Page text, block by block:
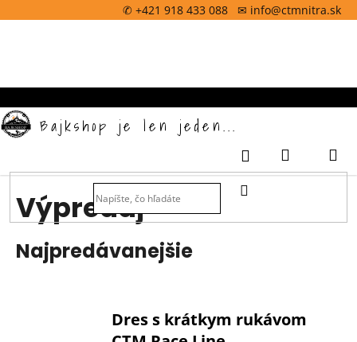
na
✆ +421 918 433 088 ✉ info@ctmnitra.sk
Bajkshop je len jeden...
HĽADAŤ
Prihlásenie
Nákupný
Výpredaj
Najpredávanejšie
Dres s krátkym rukávom
k